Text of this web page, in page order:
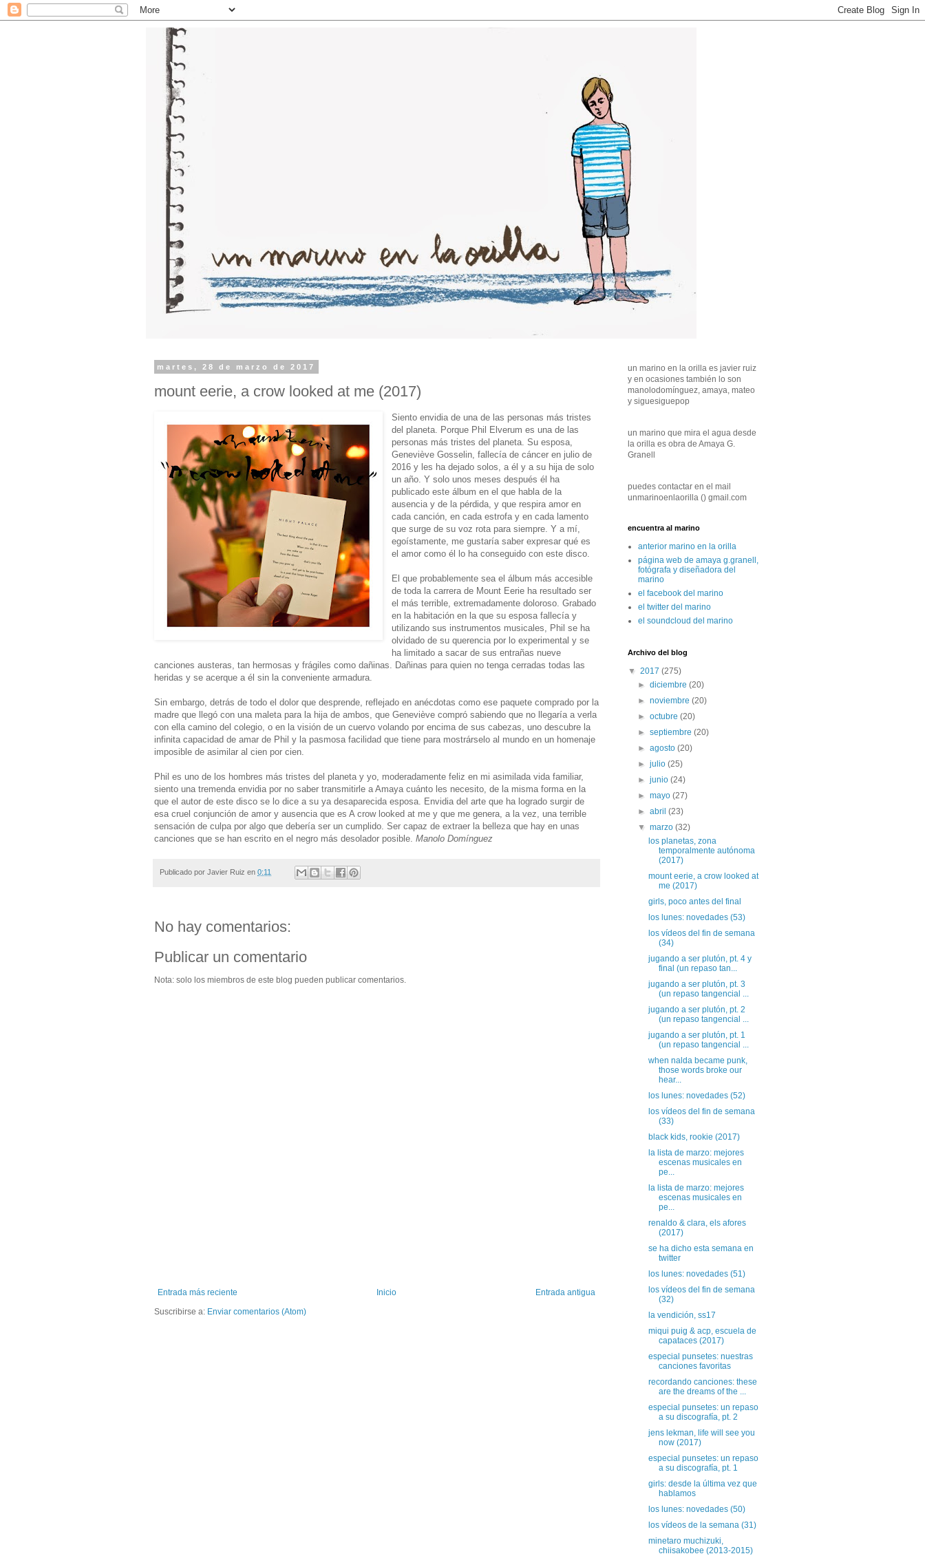
martes, 28 de marzo de 2017
mount eerie, a crow looked at me (2017)
Siento envidia de una de las personas más tristes
del planeta. Porque Phil Elverum es una de las
personas más tristes del planeta. Su esposa,
Geneviève Gosselin, fallecía de cáncer en julio de
2016 y les ha dejado solos, a él y a su hija de solo
un año. Y solo unos meses después él ha
publicado este álbum en el que habla de la
ausencia y de la pérdida, y que respira amor en
cada canción, en cada estrofa y en cada lamento
que surge de su voz rota para siempre. Y a mí,
egoístamente, me gustaría saber expresar qué es
el amor como él lo ha conseguido con este disco.
El que probablemente sea el álbum más accesible
de toda la carrera de Mount Eerie ha resultado ser
el más terrible, extremadamente doloroso. Grabado
en la habitación en la que su esposa fallecía y
utilizando sus instrumentos musicales, Phil se ha
olvidado de su querencia por lo experimental y se
ha limitado a sacar de sus entrañas nueve
canciones austeras, tan hermosas y frágiles como dañinas. Dañinas para quien no tenga cerradas todas las
heridas y se acerque a él sin la conveniente armadura.
Sin embargo, detrás de todo el dolor que desprende, reflejado en anécdotas como ese paquete comprado por la
madre que llegó con una maleta para la hija de ambos, que Geneviève compró sabiendo que no llegaría a verla
con ella camino del colegio, o en la visión de un cuervo volando por encima de sus cabezas, uno descubre la
infinita capacidad de amar de Phil y la pasmosa facilidad que tiene para mostrárselo al mundo en un homenaje
imposible de asimilar al cien por cien.
Phil es uno de los hombres más tristes del planeta y yo, moderadamente feliz en mi asimilada vida familiar,
siento una tremenda envidia por no saber transmitirle a Amaya cuánto les necesito, de la misma forma en la
que el autor de este disco se lo dice a su ya desaparecida esposa. Envidia del arte que ha logrado surgir de
esa cruel conjunción de amor y ausencia que es A crow looked at me y que me genera, a la vez, una terrible
sensación de culpa por algo que debería ser un cumplido. Ser capaz de extraer la belleza que hay en unas
canciones que se han escrito en el negro más desolador posible. Manolo Domínguez
Publicado por Javier Ruiz en 0:11
No hay comentarios:
Publicar un comentario
Nota: solo los miembros de este blog pueden publicar comentarios.
Entrada más reciente Entrada antigua
Inicio
Suscribirse a: Enviar comentarios (Atom)
un marino en la orilla es javier ruiz
y en ocasiones también lo son
manolodomínguez, amaya, mateo
y siguesiguepop
un marino que mira el agua desde
la orilla es obra de Amaya G.
Granell
puedes contactar en el mail
unmarinoenlaorilla () gmail.com
encuentra al marino
anterior marino en la orilla
página web de amaya g.granell,
fotógrafa y diseñadora del
marino
el facebook del marino
el twitter del marino
el soundcloud del marino
Archivo del blog
▼ 2017 (275)
►diciembre(20)
►noviembre(20)
►octubre(20)
►septiembre(20)
►agosto(20)
►julio(25)
►junio(24)
►mayo(27)
►abril(23)
▼marzo(32)
los planetas, zona
temporalmente autónoma
(2017)
mount eerie, a crow looked at
me (2017)
girls, poco antes del final
los lunes: novedades (53)
los vídeos del fin de semana
(34)
jugando a ser plutón, pt. 4 y
final (un repaso tan...
jugando a ser plutón, pt. 3
(un repaso tangencial ...
jugando a ser plutón, pt. 2
(un repaso tangencial ...
jugando a ser plutón, pt. 1
(un repaso tangencial ...
when nalda became punk,
those words broke our
hear...
los lunes: novedades (52)
los vídeos del fin de semana
(33)
black kids, rookie (2017)
la lista de marzo: mejores
escenas musicales en
pe...
la lista de marzo: mejores
escenas musicales en
pe...
renaldo & clara, els afores
(2017)
se ha dicho esta semana en
twitter
los lunes: novedades (51)
los vídeos del fin de semana
(32)
la vendición, ss17
miqui puig & acp, escuela de
capataces (2017)
especial punsetes: nuestras
canciones favoritas
recordando canciones: these
are the dreams of the ...
especial punsetes: un repaso
a su discografía, pt. 2
jens lekman, life will see you
now (2017)
especial punsetes: un repaso
a su discografía, pt. 1
girls: desde la última vez que
hablamos
los lunes: novedades (50)
los vídeos de la semana (31)
minetaro muchizuki,
chiisakobee (2013-2015)